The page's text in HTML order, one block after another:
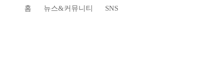
홈 뉴스&커뮤니티 SNS